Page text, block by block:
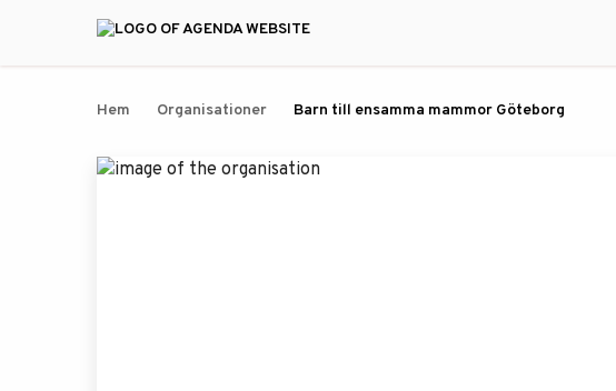
Hem Organisationer Barn till ensamma mammor Göteborg